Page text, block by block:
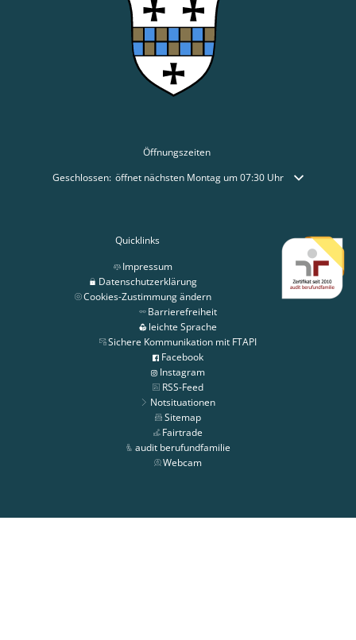
Öffnungszeiten
Klicken, um weitere Öffnungs- oder Schließzeiten auszublenden
Geschlossen: öffnet nächsten Montag um 07:30 Uhr
Quicklinks
Impressum
Datenschutzerklärung
Cookies-Zustimmung ändern
Barrierefreiheit
leichte Sprache
Sichere Kommunikation mit FTAPI
Facebook
Instagram
RSS-Feed
Notsituationen
Sitemap
Fairtrade
audit berufundfamilie
Webcam